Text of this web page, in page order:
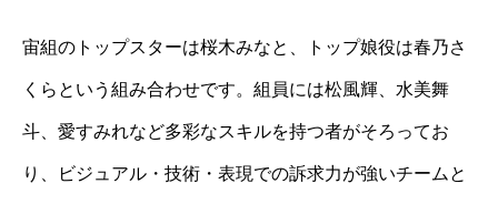
宙組のトップスターは桜木みなと、トップ娘役は春乃さ
くらという組み合わせです。組員には松風輝、水美舞
斗、愛すみれなど多彩なスキルを持つ者がそろってお
り、ビジュアル・技術・表現での訴求力が強いチームと